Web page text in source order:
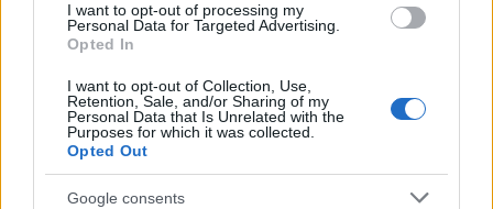
I want to opt-out of processing my
Personal Data for Targeted Advertising.
Opted In
I want to opt-out of Collection, Use,
Retention, Sale, and/or Sharing of my
Personal Data that Is Unrelated with the
Purposes for which it was collected.
Opted Out
Google consents
KULTÚRA
Íme a 2023-as Emmy-díj jelöltjei, a